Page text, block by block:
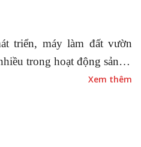
triển, máy làm đất vườn
trong hoạt động sản…
Xem thêm